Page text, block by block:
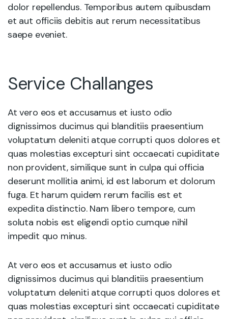
dolor repellendus. Temporibus autem quibusdam
et aut officiis debitis aut rerum necessitatibus
saepe eveniet.
Service Challanges
At vero eos et accusamus et iusto odio
dignissimos ducimus qui blanditiis praesentium
voluptatum deleniti atque corrupti quos dolores et
quas molestias excepturi sint occaecati cupiditate
non provident, similique sunt in culpa qui officia
deserunt mollitia animi, id est laborum et dolorum
fuga. Et harum quidem rerum facilis est et
expedita distinctio. Nam libero tempore, cum
soluta nobis est eligendi optio cumque nihil
impedit quo minus.
At vero eos et accusamus et iusto odio
dignissimos ducimus qui blanditiis praesentium
voluptatum deleniti atque corrupti quos dolores et
quas molestias excepturi sint occaecati cupiditate